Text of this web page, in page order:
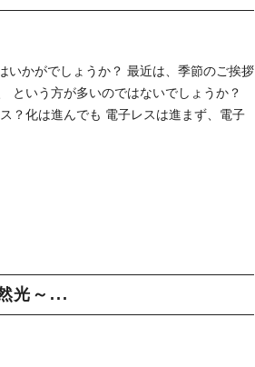
いかがでしょうか？ 最近は、季節のご挨拶
という方が多いのではないでしょうか？
？化は進んでも 電子レスは進まず、電子
光～...